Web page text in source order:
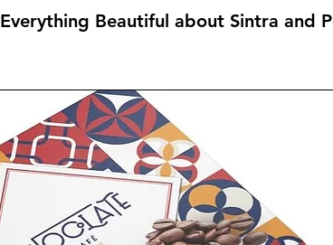
Everything Beautiful about Sintra and